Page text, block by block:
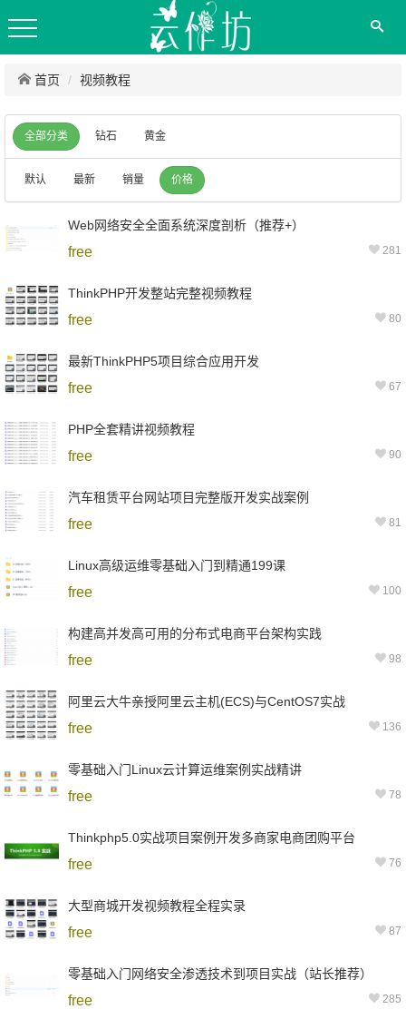
首页 视频教程
全部分类 钻石 黄金
默认 最新 销量 价格
Web网络安全全面系统深度剖析（推荐+）
free 281
ThinkPHP开发整站完整视频教程
free 80
最新ThinkPHP5项目综合应用开发
free 67
PHP全套精讲视频教程
free 90
汽车租赁平台网站项目完整版开发实战案例
free 81
Linux高级运维零基础入门到精通199课
free 100
构建高并发高可用的分布式电商平台架构实践
free 98
阿里云大牛亲授阿里云主机(ECS)与CentOS7实战
free 136
零基础入门Linux云计算运维案例实战精讲
free 78
Thinkphp5.0实战项目案例开发多商家电商团购平台
free 76
大型商城开发视频教程全程实录
free 87
零基础入门网络安全渗透技术到项目实战（站长推荐）
free 285